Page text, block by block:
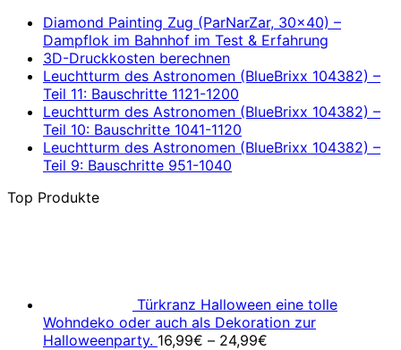
Diamond Painting Zug (ParNarZar, 30×40) –
Dampflok im Bahnhof im Test & Erfahrung
3D-Druckkosten berechnen
Leuchtturm des Astronomen (BlueBrixx 104382) –
Teil 11: Bauschritte 1121-1200
Leuchtturm des Astronomen (BlueBrixx 104382) –
Teil 10: Bauschritte 1041-1120
Leuchtturm des Astronomen (BlueBrixx 104382) –
Teil 9: Bauschritte 951-1040
Top Produkte
Türkranz Halloween eine tolle
Wohndeko oder auch als Dekoration zur
Halloweenparty. 16,99€ – 24,99€